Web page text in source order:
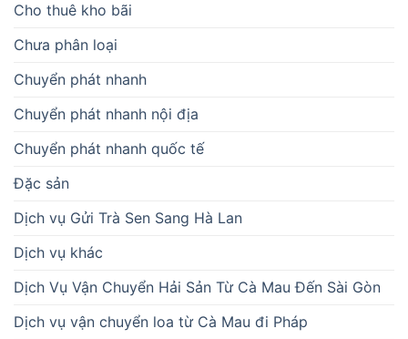
Cho thuê kho bãi
Chưa phân loại
Chuyển phát nhanh
Chuyển phát nhanh nội địa
Chuyển phát nhanh quốc tế
Đặc sản
Dịch vụ Gửi Trà Sen Sang Hà Lan
Dịch vụ khác
Dịch Vụ Vận Chuyển Hải Sản Từ Cà Mau Đến Sài Gòn
Dịch vụ vận chuyển loa từ Cà Mau đi Pháp